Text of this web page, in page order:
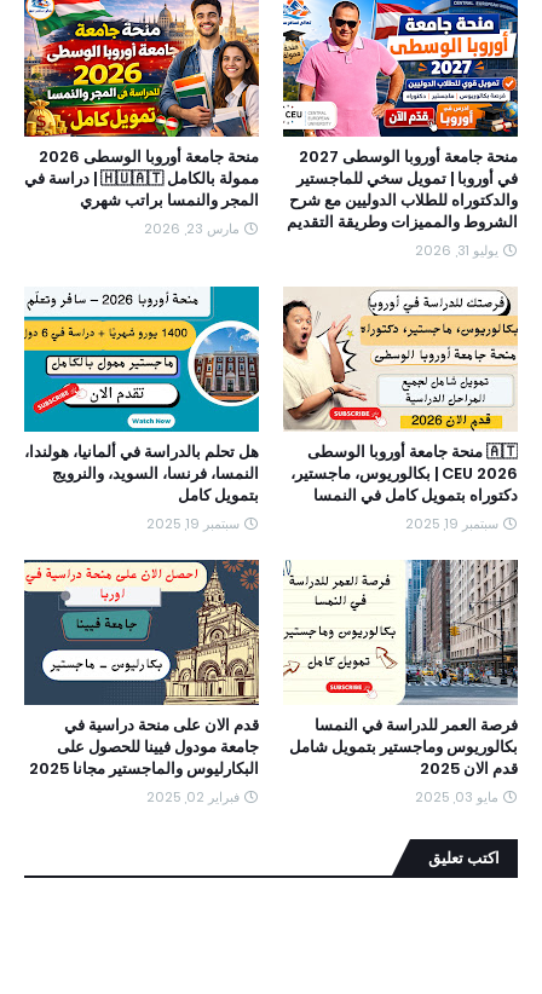
منحة جامعة أوروبا الوسطى 2027
في أوروبا | تمويل سخي للماجستير
والدكتوراه للطلاب الدوليين مع شرح
الشروط والمميزات وطريقة التقديم
يوليو 31, 2026
منحة جامعة أوروبا الوسطى 2026
ممولة بالكامل 🇭🇺🇦🇹 | دراسة في
المجر والنمسا براتب شهري
مارس 23, 2026
🇦🇹 منحة جامعة أوروبا الوسطى
CEU 2026 | بكالوريوس، ماجستير،
دكتوراه بتمويل كامل في النمسا
سبتمبر 19, 2025
هل تحلم بالدراسة في ألمانيا، هولندا،
النمسا، فرنسا، السويد، والنرويج
بتمويل كامل
سبتمبر 19, 2025
فرصة العمر للدراسة في النمسا
بكالوريوس وماجستير بتمويل شامل
قدم الان 2025
مايو 03, 2025
قدم الان على منحة دراسية في
جامعة مودول فيينا للحصول على
البكارليوس والماجستير مجانا 2025
فبراير 02, 2025
اكتب تعليق